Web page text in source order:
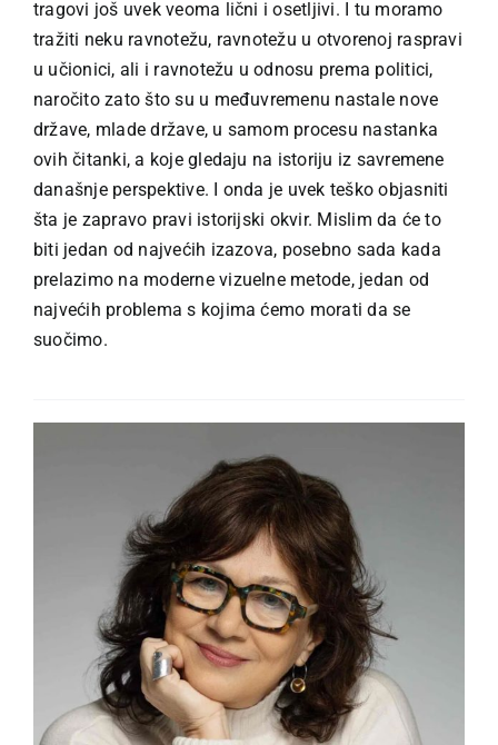
tragovi još uvek veoma lični i osetljivi. I tu moramo
tražiti neku ravnotežu, ravnotežu u otvorenoj raspravi
u učionici, ali i ravnotežu u odnosu prema politici,
naročito zato što su u međuvremenu nastale nove
države, mlade države, u samom procesu nastanka
ovih čitanki, a koje gledaju na istoriju iz savremene
današnje perspektive. I onda je uvek teško objasniti
šta je zapravo pravi istorijski okvir. Mislim da će to
biti jedan od najvećih izazova, posebno sada kada
prelazimo na moderne vizuelne metode, jedan od
najvećih problema s kojima ćemo morati da se
suočimo.